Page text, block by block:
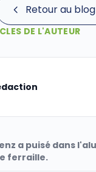
Retour au blog
DE L'AUTEUR
a puisé dans
ferraille.